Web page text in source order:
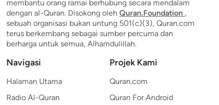
membantu orang ramai berhubung secara mendalam
dengan al-Quran. Disokong oleh Quran.Foundation ,
sebuah organisasi bukan untung 501(c)(3), Quran.com
terus berkembang sebagai sumber percuma dan
berharga untuk semua, Alhamdulillah.
Navigasi
Halaman Utama
Radio Al-Quran
Projek Kami
Quran.com
Quran For Android